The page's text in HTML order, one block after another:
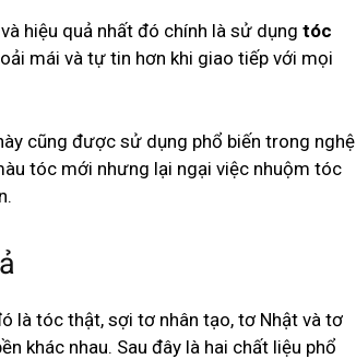
hiệu quả nhất đó chính là sử dụng tóc
mái và tự tin hơn khi giao tiếp với mọi
cũng được sử dụng phổ biến trong nghệ
tóc mới nhưng lại ngại việc nhuộm tóc
là tóc thật, sợi tơ nhân tạo, tơ Nhật và tơ
khác nhau. Sau đây là hai chất liệu phổ